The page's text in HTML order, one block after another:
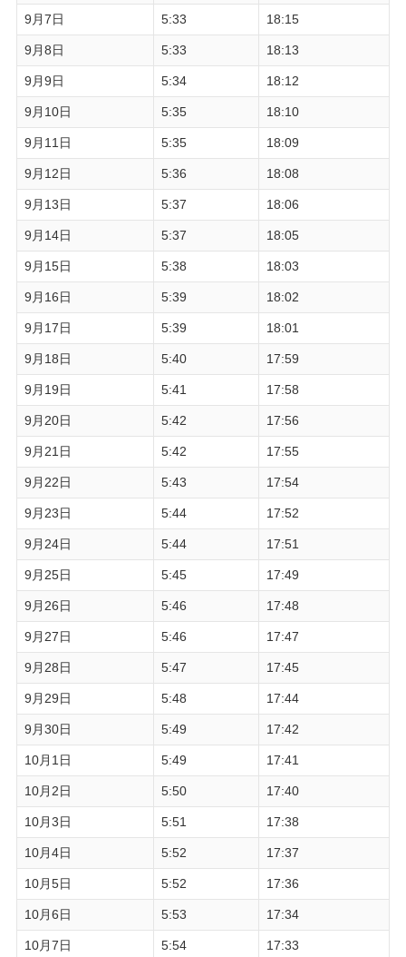
9月7日 5:33 18:15
9月8日 5:33 18:13
9月9日 5:34 18:12
9月10日 5:35 18:10
9月11日 5:35 18:09
9月12日 5:36 18:08
9月13日 5:37 18:06
9月14日 5:37 18:05
9月15日 5:38 18:03
9月16日 5:39 18:02
9月17日 5:39 18:01
9月18日 5:40 17:59
9月19日 5:41 17:58
9月20日 5:42 17:56
9月21日 5:42 17:55
9月22日 5:43 17:54
9月23日 5:44 17:52
9月24日 5:44 17:51
9月25日 5:45 17:49
9月26日 5:46 17:48
9月27日 5:46 17:47
9月28日 5:47 17:45
9月29日 5:48 17:44
9月30日 5:49 17:42
10月1日 5:49 17:41
10月2日 5:50 17:40
10月3日 5:51 17:38
10月4日 5:52 17:37
10月5日 5:52 17:36
10月6日 5:53 17:34
10月7日 5:54 17:33